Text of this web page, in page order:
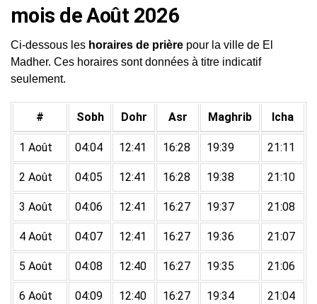
mois de Août 2026
Ci-dessous les horaires de prière pour la ville de El
Madher. Ces horaires sont données à titre indicatif
seulement.
# Sobh Dohr Asr Maghrib Icha
1 Août 04:04 12:41 16:28 19:39 21:11
2 Août 04:05 12:41 16:28 19:38 21:10
3 Août 04:06 12:41 16:27 19:37 21:08
4 Août 04:07 12:41 16:27 19:36 21:07
5 Août 04:08 12:40 16:27 19:35 21:06
6 Août 04:09 12:40 16:27 19:34 21:04